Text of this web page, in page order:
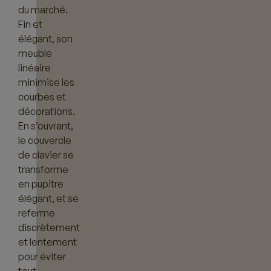
du marché.
Fin et
élégant, son
meuble
linéaire
minimise les
courbes et
décorations.
En s’ouvrant,
le couvercle
de clavier se
transforme
en pupitre
élégant, et se
referme
discrètement
et lentement
pour éviter